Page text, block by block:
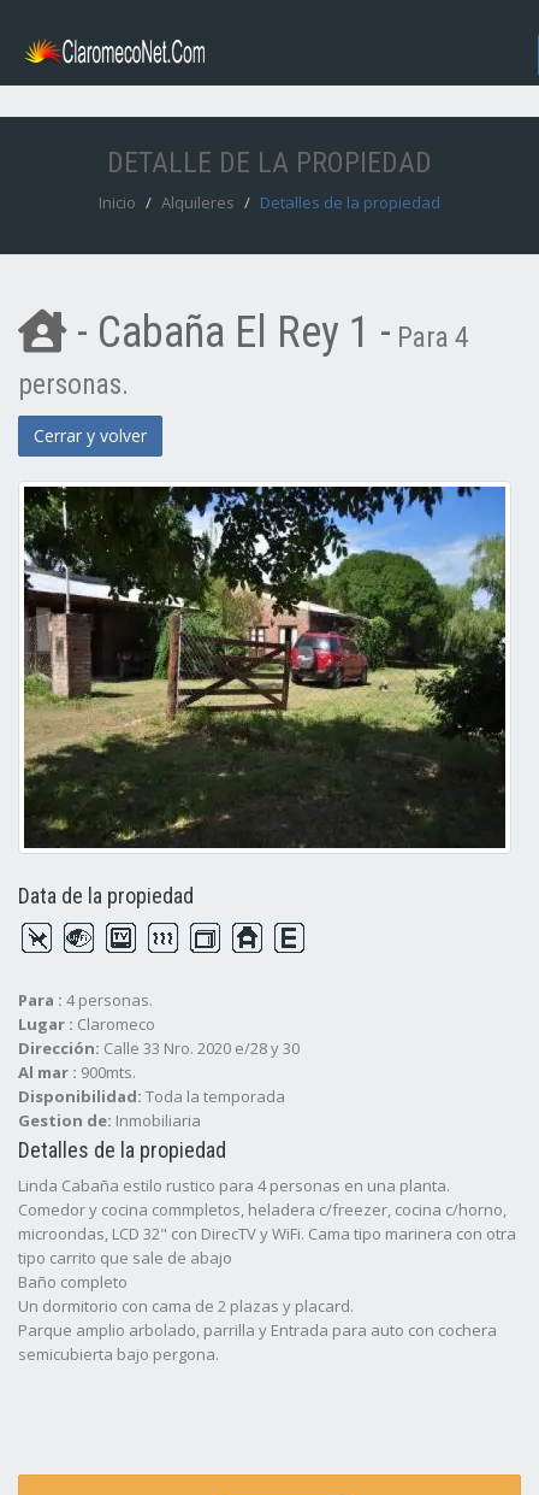
DETALLE DE LA PROPIEDAD
Inicio Alquileres Detalles de la propiedad
- Cabaña El Rey 1 - Para 4
personas.
Cerrar y volver
Data de la propiedad
Para : 4 personas.
Lugar : Claromeco
Dirección: Calle 33 Nro. 2020 e/28 y 30
Al mar : 900mts.
Disponibilidad: Toda la temporada
Gestion de: Inmobiliaria
Detalles de la propiedad
Linda Cabaña estilo rustico para 4 personas en una planta.
Comedor y cocina commpletos, heladera c/freezer, cocina c/horno,
microondas, LCD 32" con DirecTV y WiFi. Cama tipo marinera con otra
tipo carrito que sale de abajo
Baño completo
Un dormitorio con cama de 2 plazas y placard.
Parque amplio arbolado, parrilla y Entrada para auto con cochera
semicubierta bajo pergona.